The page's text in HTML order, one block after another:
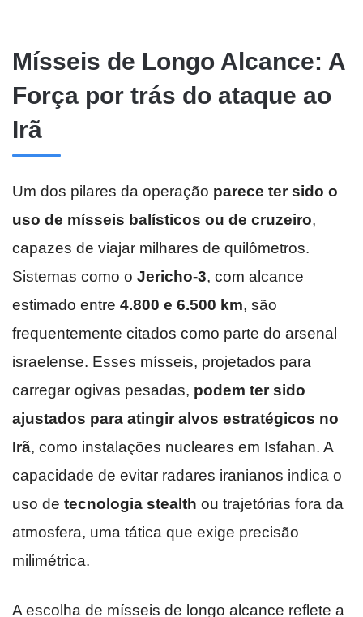
Mísseis de Longo Alcance: A
Força por trás do ataque ao
Irã
Um dos pilares da operação parece ter sido o
uso de mísseis balísticos ou de cruzeiro,
capazes de viajar milhares de quilômetros.
Sistemas como o Jericho-3, com alcance
estimado entre 4.800 e 6.500 km, são
frequentemente citados como parte do arsenal
israelense. Esses mísseis, projetados para
carregar ogivas pesadas, podem ter sido
ajustados para atingir alvos estratégicos no
Irã, como instalações nucleares em Isfahan. A
capacidade de evitar radares iranianos indica o
uso de tecnologia stealth ou trajetórias fora da
atmosfera, uma tática que exige precisão
milimétrica.
A escolha de mísseis de longo alcance reflete a